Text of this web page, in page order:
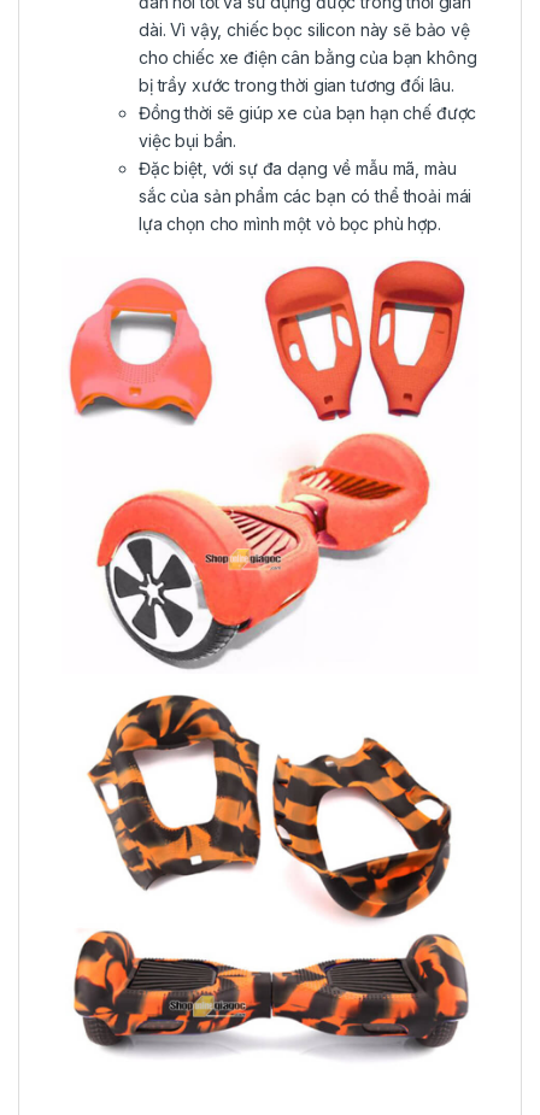
dài. Vì vậy, chiếc bọc silicon này sẽ bảo vệ
cho chiếc xe điện cân bằng của bạn không
bị trầy xước trong thời gian tương đối lâu.
Đồng thời sẽ giúp xe của bạn hạn chế được
việc bụi bẩn.
Đặc biệt, với sự đa dạng về mẫu mã, màu
sắc của sản phẩm các bạn có thể thoải mái
lựa chọn cho mình một vỏ bọc phù hợp.